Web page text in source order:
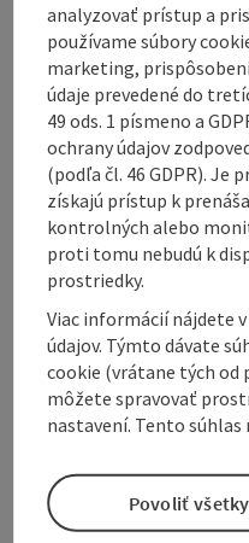
Route: Hotel Guglwald
Helfenberg - Ahorn -
Traberg -
Marking: blue with the
Map download:S16
Tour and route
Arrival
Prices
analyzovať prístup a
používame súbory
marketing,
údaje prevedené do
49 ods. 1 písmeno a
ochrany údajov
(podľa čl. 46 GDPR). Je
získajú prístup k
kontrolných alebo
proti tomu nebudú k
prostriedky.
Viac informácií nájdete
údajov. Týmto dávate
cookie (vrátane tých od
môžete spravovať
nastavení. Tento
Povoliť